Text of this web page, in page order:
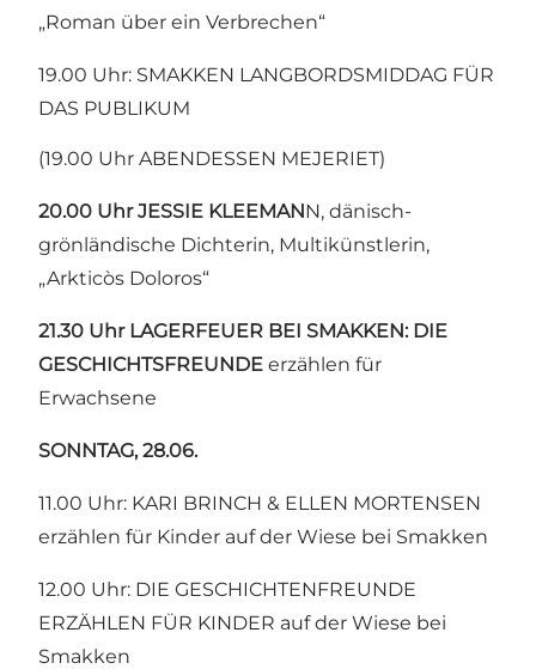
„Roman über ein Verbrechen“
19.00 Uhr: SMAKKEN LANGBORDSMIDDAG FÜR
DAS PUBLIKUM
(19.00 Uhr ABENDESSEN MEJERIET)
20.00 Uhr JESSIE KLEEMANN, dänisch-
grönländische Dichterin, Multikünstlerin,
„Arkticòs Doloros“
21.30 Uhr LAGERFEUER BEI SMAKKEN: DIE
GESCHICHTSFREUNDE erzählen für
Erwachsene
SONNTAG, 28.06.
11.00 Uhr: KARI BRINCH & ELLEN MORTENSEN
erzählen für Kinder auf der Wiese bei Smakken
12.00 Uhr: DIE GESCHICHTENFREUNDE
ERZÄHLEN FÜR KINDER auf der Wiese bei
Smakken